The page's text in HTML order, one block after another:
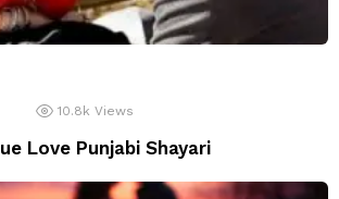
10.8k Views
Love Punjabi Shayari